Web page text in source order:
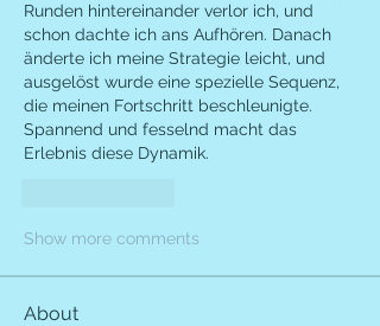
Runden hintereinander verlor ich, und
schon dachte ich ans Aufhören. Danach
änderte ich meine Strategie leicht, und
ausgelöst wurde eine spezielle Sequenz,
die meinen Fortschritt beschleunigte.
Spannend und fesselnd macht das
Erlebnis diese Dynamik.
Show more comments
About